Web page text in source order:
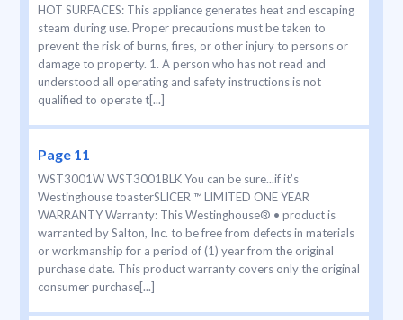
HOT SURFACES: This appliance generates heat and escaping
steam during use. Proper precautions must be taken to
prevent the risk of burns, fires, or other injury to persons or
damage to property. 1. A person who has not read and
understood all operating and safety instructions is not
qualified to operate t[...]
Page 11
WST3001W WST3001BLK You can be sure...if it’s
Westinghouse toasterSLICER ™ LIMITED ONE YEAR
WARRANTY Warranty: This Westinghouse® • product is
warranted by Salton, Inc. to be free from defects in materials
or workmanship for a period of (1) year from the original
purchase date. This product warranty covers only the original
consumer purchase[...]